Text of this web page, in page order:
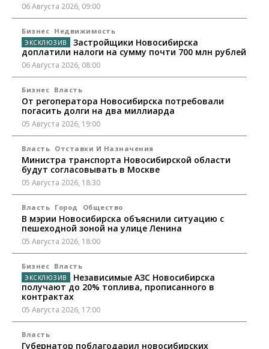
06 Августа 2026, 09:00
Бизнес Недвижимость
Застройщики Новосибирска
доплатили налоги на сумму почти 700 млн рублей
06 Августа 2026, 08:00
Бизнес Власть
От регоператора Новосибирска потребовали
погасить долги на два миллиарда
05 Августа 2026, 19:00
Власть Отставки И Назначения
Министра транспорта Новосибирской области
будут согласовывать в Москве
05 Августа 2026, 18:30
Власть Город Общество
В мэрии Новосибирска объяснили ситуацию с
пешеходной зоной на улице Ленина
05 Августа 2026, 18:00
Бизнес Власть
Независимые АЗС Новосибирска
получают до 20% топлива, прописанного в
контрактах
05 Августа 2026, 17:00
Власть
Губернатор поблагодарил новосибирских